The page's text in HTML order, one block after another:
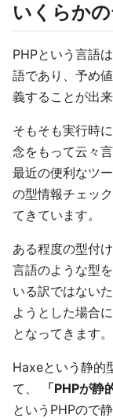
いくらか
PHPという言語
語であり、予め
義することが出来
そもそも実行時
念をもって云々
最近の便利なツ
の型情報チェッ
てきています。
ある程度の型付
言語のような型
いる訳ではない
ようとした場合
となってきます。
Haxeという静的
て、
「PHPが静
というPHPので